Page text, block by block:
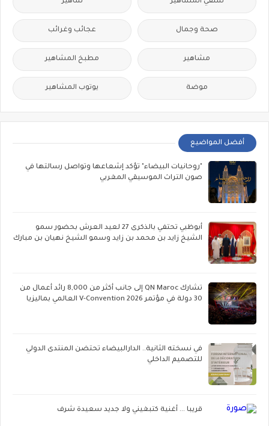
صحة وجمال عجائب وغرائب
مشاهير مطبخ المشاهير
موضة يوتوب المشاهير
أفضل المواضيع
"روحانيات البيضاء" تؤكد إشعاعها وتواصل رسالتها في
صون التراث الموسيقي المغربي
أبوظبي تحتفي بالذكرى 27 لعيد العرش بحضور سمو
الشيخ زايد بن محمد بن زايد وسمو الشيخ نهيان بن مبارك
تشارك QN Maroc إلى جانب أكثر من 8,000 رائد أعمال من
30 دولة في مؤتمر V-Convention 2026 العالمي بماليزيا
في نسخته الثانية.. الدارالبيضاء تحتضن المنتدى الدولي
للتصميم الداخلي
قريبا ... أغنية كتبغيني ولا جديد سعيدة شرف